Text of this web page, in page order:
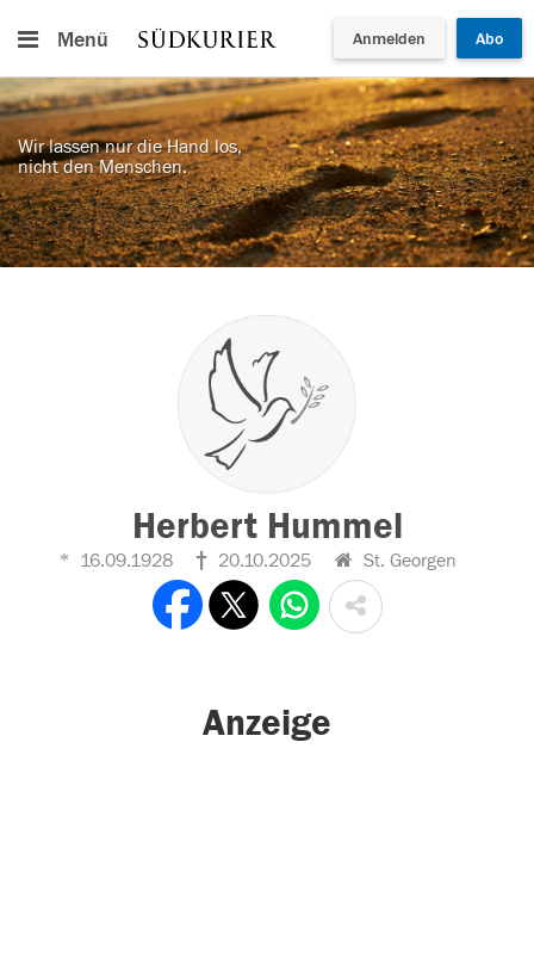
Menü Anmelden Abo
Wir lassen nur die Hand los,
nicht den Menschen.
Herbert Hummel
16.09.1928 20.10.2025 St. Georgen
Anzeige